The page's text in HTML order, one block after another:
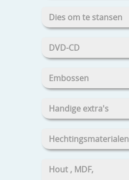
Dies om te stansen
DVD-CD
Embossen
Handige extra's
Hechtingsmaterialen
Hout , MDF,